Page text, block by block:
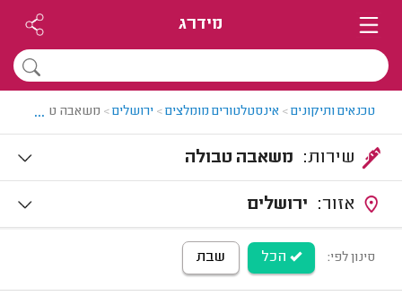
מידרג
טכנאים ותיקונים> אינסטלטורים מומלצים> ירושלים> משאבה טבולה
...
משאבה טבולה
ירושלים
סינון לפי: הכל שבת